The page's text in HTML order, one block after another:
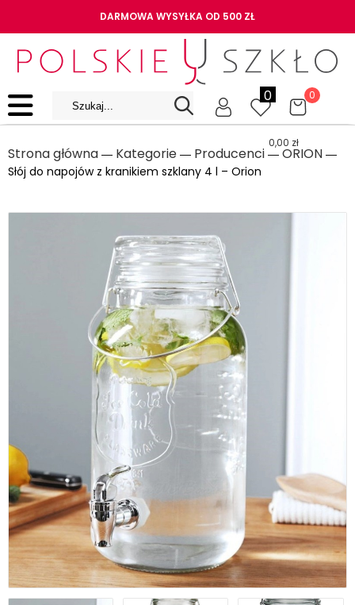
DARMOWA WYSYŁKA OD 500 ZŁ
0 0
0,00 zł
Strona główna ― Kategorie ― Producenci ― ORION ―
Słój do napojów z kranikiem szklany 4 l – Orion